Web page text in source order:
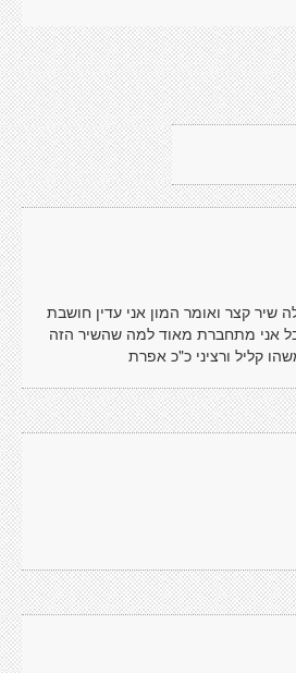
קצר ואומר המון אני עדין חושבת
אני מתחברת מאוד למה שהשיר הזה
קליל ורציני כ"כ אפרת